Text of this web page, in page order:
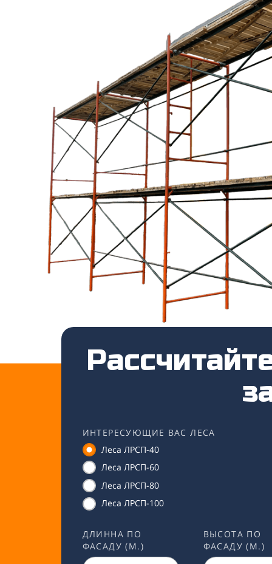
ИНТЕРЕСУЮЩИЕ ВАС ЛЕСА
Леса ЛРСП-40
Леса ЛРСП-60
Леса ЛРСП-80
Леса ЛРСП-100
ДЛИННА ПО
ФАСАДУ (М.)
ВЫСОТА ПО
ФАСАДУ (М.)